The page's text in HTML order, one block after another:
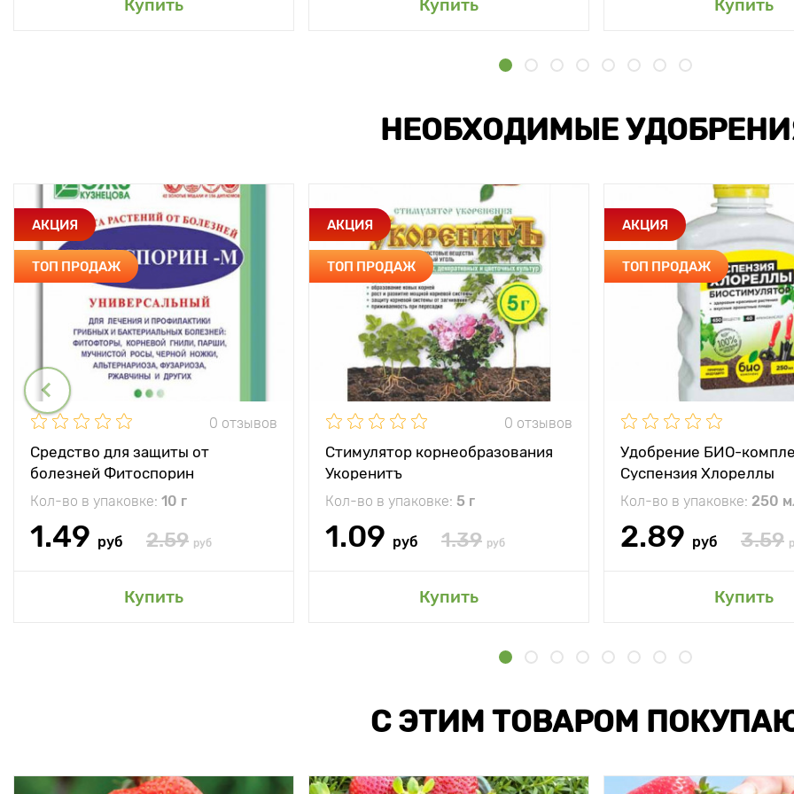
Купить Купить Купить
НЕОБХОДИМЫЕ
АКЦИЯ
ТОП ПРОДАЖ
0 отзывов
Средство для защиты от
болезней Фитоспорин
Кол-во в упаковке: 10 г
1.49 руб 2.59 руб
Купить
АКЦИЯ
ТОП ПРОДАЖ
0 отзывов
Стимулятор корнеобразования
Укоренитъ
Кол-во в упаковке: 5 г
1.09 руб 1.39 руб
Купить
АКЦИЯ
ТОП ПРОДАЖ
Удобрение БИО-
Суспензия Хлореллы
Кол-во в упаковке: 250
2.89 руб 3.59
Купить
С ЭТИМ ТОВАРОМ